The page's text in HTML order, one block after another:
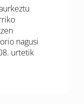
nagusi
urtetik